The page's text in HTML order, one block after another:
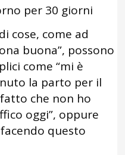
per 30 giorni
cose, come ad
buona”, possono
come “mi è
la parto per il
fatto che non ho
oggi”, oppure
questo